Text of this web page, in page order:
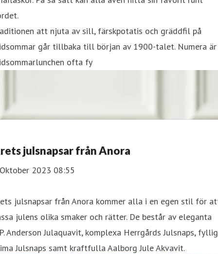
att njuta av sill, färskpotatis och gräddfil på
går tillbaka till början av 1900-talet. Numera är
ofta fy
julsnapsar från Anora
2023 08:55
julsnapsar från Anora kommer alla i en egen stil för
julens olika smaker och rätter. De består av eleganta
Anderson Julaquavit, komplexa Herrgårds Julsnaps,
Julsnaps samt kraftfulla Aalborg Jule Akvavit.